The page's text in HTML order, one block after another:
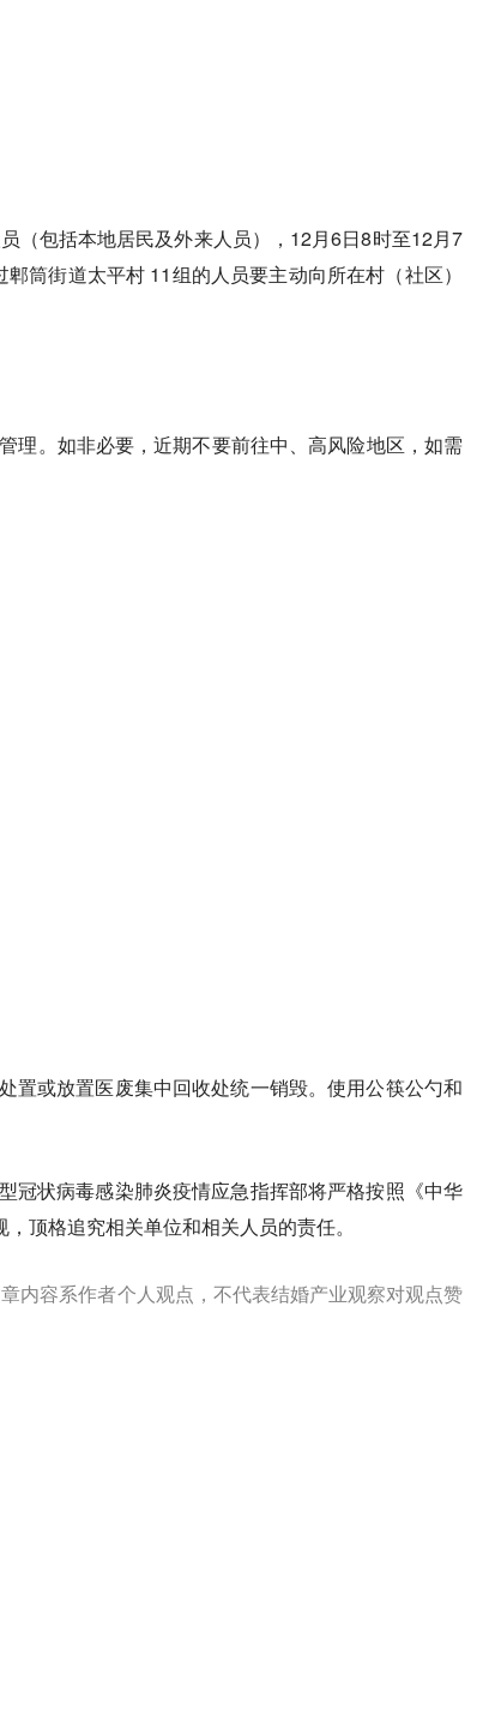
（包括本地居民及外来人员），12月6日8时至12月7
筒街道太平村 11组的人员要主动向所在村（社区）
理。如非必要，近期不要前往中、高风险地区，如需
置或放置医废集中回收处统一销毁。使用公筷公勺和
冠状病毒感染肺炎疫情应急指挥部将严格按照《中华
顶格追究相关单位和相关人员的责任。
内容系作者个人观点，不代表结婚产业观察对观点赞